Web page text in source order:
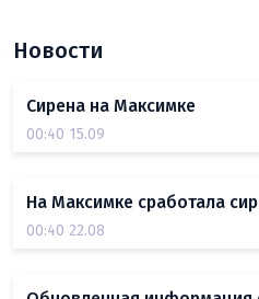
Новости
Сирена на Максимке
00:40 15.09
На Максимке сработала
00:40 22.08